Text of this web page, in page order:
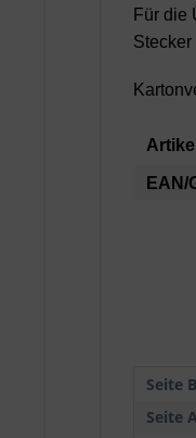
Für die
EAN/
Seite
Seite